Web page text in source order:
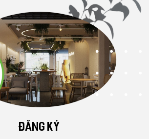
ĐĂNG KÝ